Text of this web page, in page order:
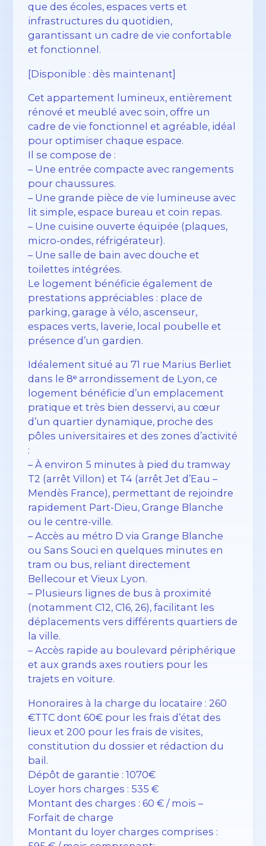
que des écoles, espaces verts et
infrastructures du quotidien,
garantissant un cadre de vie confortable
et fonctionnel.
[Disponible : dès maintenant]
Cet appartement lumineux, entièrement
rénové et meublé avec soin, offre un
cadre de vie fonctionnel et agréable, idéal
pour optimiser chaque espace.
Il se compose de :
– Une entrée compacte avec rangements
pour chaussures.
– Une grande pièce de vie lumineuse avec
lit simple, espace bureau et coin repas.
– Une cuisine ouverte équipée (plaques,
micro-ondes, réfrigérateur).
– Une salle de bain avec douche et
toilettes intégrées.
Le logement bénéficie également de
prestations appréciables : place de
parking, garage à vélo, ascenseur,
espaces verts, laverie, local poubelle et
présence d’un gardien.
Idéalement situé au 71 rue Marius Berliet
dans le 8ᵉ arrondissement de Lyon, ce
logement bénéficie d’un emplacement
pratique et très bien desservi, au cœur
d’un quartier dynamique, proche des
pôles universitaires et des zones d’activité
:
– À environ 5 minutes à pied du tramway
T2 (arrêt Villon) et T4 (arrêt Jet d’Eau –
Mendès France), permettant de rejoindre
rapidement Part-Dieu, Grange Blanche
ou le centre-ville.
– Accès au métro D via Grange Blanche
ou Sans Souci en quelques minutes en
tram ou bus, reliant directement
Bellecour et Vieux Lyon.
– Plusieurs lignes de bus à proximité
(notamment C12, C16, 26), facilitant les
déplacements vers différents quartiers de
la ville.
– Accès rapide au boulevard périphérique
et aux grands axes routiers pour les
trajets en voiture.
Honoraires à la charge du locataire : 260
€TTC dont 60€ pour les frais d’état des
lieux et 200 pour les frais de visites,
constitution du dossier et rédaction du
bail.
Dépôt de garantie : 1070€
Loyer hors charges : 535 €
Montant des charges : 60 € / mois –
Forfait de charge
Montant du loyer charges comprises :